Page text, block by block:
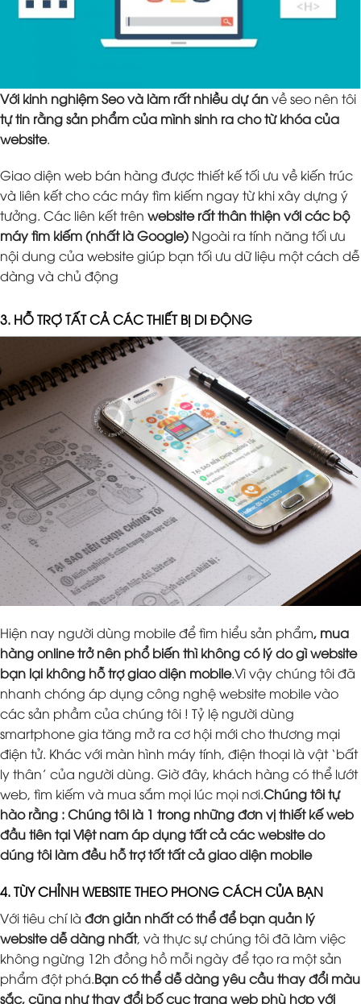
Với kinh nghiệm Seo và làm rất nhiều dự ánvề seo nên tôi
tự tin rằng sản phẩm của mình sinh ra cho từ khóa của
website.
Giao diện web bán hàng được thiết kế tối ưu về kiến trúc
và liên kết cho các máy tìm kiếm ngay từ khi xây dựng ý
tưởng. Các liên kết trên website rất thân thiện với các bộ
máy tìm kiếm (nhất là Google) Ngoài ra tính năng tối ưu
nội dung của website giúp bạn tối ưu dữ liệu một cách dễ
dàng và chủ động
3. HỖ TRỢ TẤT CẢ CÁC THIẾT BỊ DI ĐỘNG
Hiện nay người dùng mobile để tìm hiểu sản phẩm, mua
hàng online trở nên phổ biến thì không có lý do gì website
bạn lại không hỗ trợ giao diện mobile.Vì vậy chúng tôi đã
nhanh chóng áp dụng công nghệ website mobile vào
các sản phầm của chúng tôi ! Tỷ lệ người dùng
smartphone gia tăng mở ra cơ hội mới cho thương mại
điện tử. Khác với màn hình máy tính, điện thoại là vật ‘bất
ly thân’ của người dùng. Giờ đây, khách hàng có thể lướt
web, tìm kiếm và mua sắm mọi lúc mọi nơi.Chúng tôi tự
hào rằng : Chúng tôi là 1 trong những đơn vị thiết kế web
đầu tiên tại Việt nam áp dụng tất cả các website do
dúng tôi làm đều hỗ trợ tốt tất cả giao diện mobile
4. TÙY CHỈNH WEBSITE THEO PHONG CÁCH CỦA BẠN
Với tiêu chí là đơn giản nhất có thể để bạn quản lý
website dễ dàng nhất, và thực sự chúng tôi đã làm việc
không ngừng 12h đồng hồ mỗi ngày để tạo ra một sản
phẩm đột phá.Bạn có thể dễ dàng yêu cầu thay đổi màu
sắc, cũng như thay đổi bố cục trang web phù hợp với